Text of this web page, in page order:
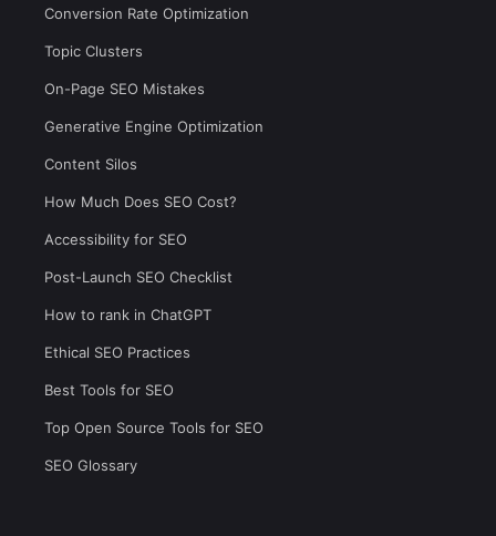
Conversion Rate Optimization
Topic Clusters
On-Page SEO Mistakes
Generative Engine Optimization
Content Silos
How Much Does SEO Cost?
Accessibility for SEO
Post-Launch SEO Checklist
How to rank in ChatGPT
Ethical SEO Practices
Best Tools for SEO
Top Open Source Tools for SEO
SEO Glossary